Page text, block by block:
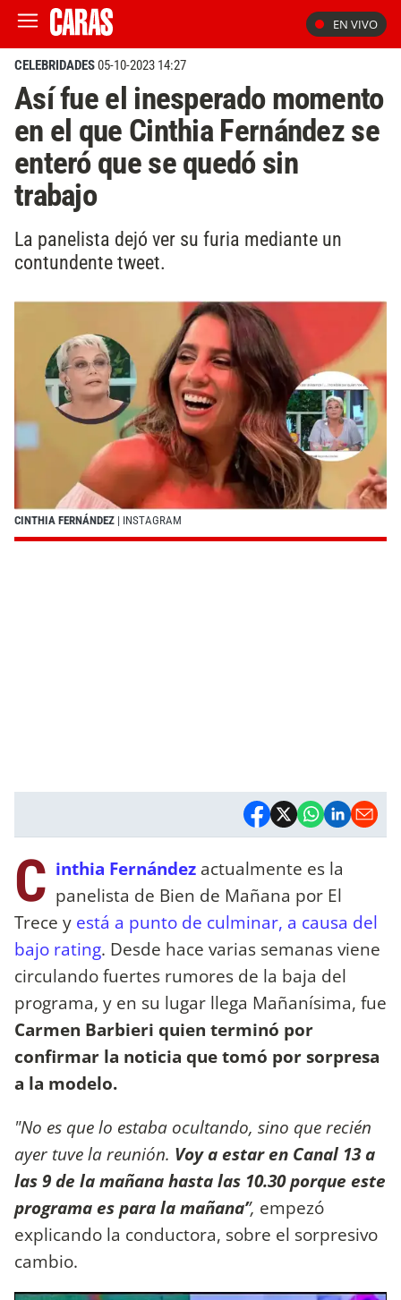
EN VIVO
CELEBRIDADES05-10-2023 14:27
Así fue el inesperado momento
en el que Cinthia Fernández se
enteró que se quedó sin
trabajo
La panelista dejó ver su furia mediante un
contundente tweet.
CINTHIA FERNÁNDEZ | INSTAGRAM
C inthia Fernández actualmente es la
panelista de Bien de Mañana por El
Trece y está a punto de culminar, a causa del
bajo rating. Desde hace varias semanas viene
circulando fuertes rumores de la baja del
programa, y en su lugar llega Mañanísima, fue
Carmen Barbieri quien terminó por
confirmar la noticia que tomó por sorpresa
a la modelo.
"No es que lo estaba ocultando, sino que recién
ayer tuve la reunión. Voy a estar en Canal 13 a
las 9 de la mañana hasta las 10.30 porque este
programa es para la mañana’’, empezó
explicando la conductora, sobre el sorpresivo
cambio.